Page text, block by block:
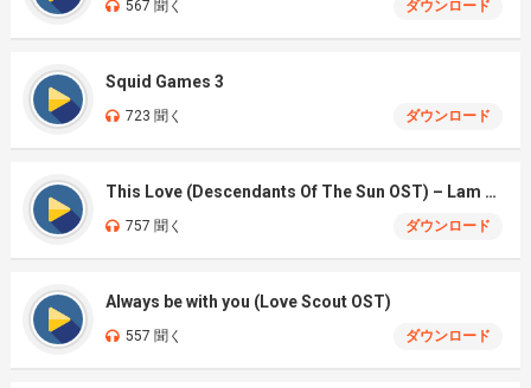
567 聞く ダウンロード
Squid Games 3
723 聞く ダウンロード
This Love (Descendants Of The Sun OST) – Lam Bao Ngoc Cover
757 聞く ダウンロード
Always be with you (Love Scout OST)
557 聞く ダウンロード